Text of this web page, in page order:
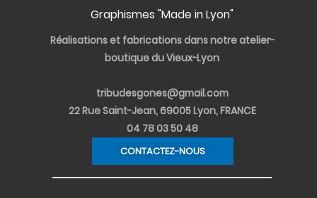
i
n
f
Graphismes "Made in Lyon"
Réalisations et fabrications dans notre atelier-
boutique du Vieux-Lyon
tribudesgones@gmail.com
22 Rue Saint-Jean, 69005 Lyon, FRANCE
04 78 03 50 48
CONTACTEZ-NOUS